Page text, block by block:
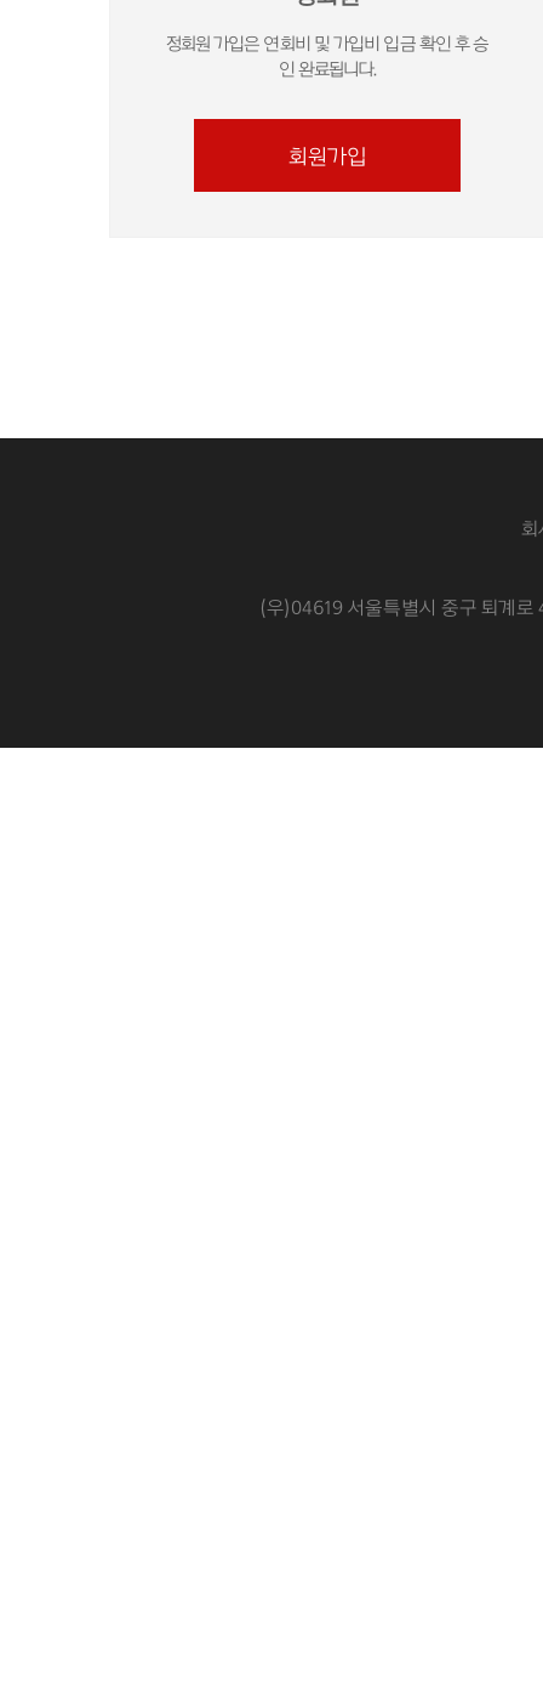
정회원 가입은 연회비 및 가입비 입금 확인 후 승
인 완료됩니다.
회원가입
회
(우)04619 서울특별시 중구 퇴계로